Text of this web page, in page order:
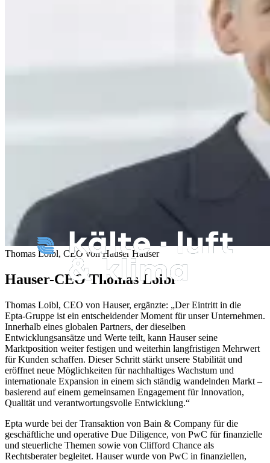
Thomas Loibl, CEO von Hauser Hauser
Hauser-CEO Thomas Loibl
Thomas Loibl, CEO von Hauser, ergänzte: „Der Eintritt in die
Epta‑Gruppe ist ein entscheidender Moment für unser Unternehmen.
Innerhalb eines globalen Partners, der dieselben
Entwicklungsansätze und Werte teilt, kann Hauser seine
Marktposition weiter festigen und weiterhin langfristigen Mehrwert
für Kunden schaffen. Dieser Schritt stärkt unsere Stabilität und
eröffnet neue Möglichkeiten für nachhaltiges Wachstum und
internationale Expansion in einem sich ständig wandelnden Markt –
basierend auf einem gemeinsamen Engagement für Innovation,
Qualität und verantwortungsvolle Entwicklung.“
Epta wurde bei der Transaktion von Bain & Company für die
geschäftliche und operative Due Diligence, von PwC für finanzielle
und steuerliche Themen sowie von Clifford Chance als
Rechtsberater begleitet. Hauser wurde von PwC in finanziellen,